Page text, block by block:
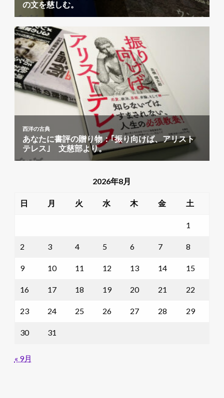
2026年8月
日 月 火 水 木 金 土
1
2 3 4 5 6 7 8
9 10 11 12 13 14 15
16 17 18 19 20 21 22
23 24 25 26 27 28 29
30 31
« 9月